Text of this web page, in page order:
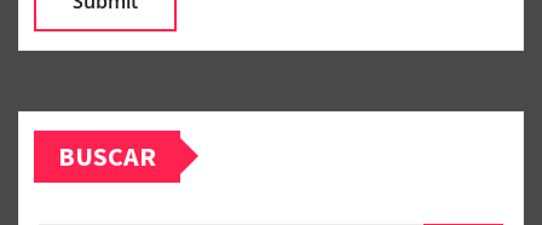
BUSCAR